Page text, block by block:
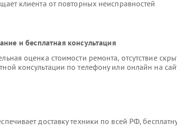
клиента от повторных неисправностей
и бесплатная консультация
оценка стоимости ремонта, отсутствие
консультации по телефону или онлайн на
доставку техники по всей РФ,